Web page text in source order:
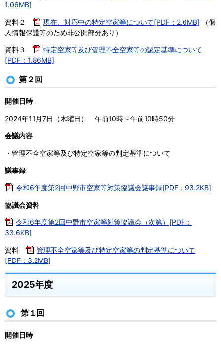
1.06MB]
資料２ 現在、対応中の特定空家等について[PDF：2.6MB] （個
人情報保護等のため非公開部分あり）
資料３
特定空家等及び管理不全空家等の認定基準について
[PDF：1.86MB]
第２回
開催日時
2024年11月7日（木曜日） 午前10時～午前10時50分
会議内容
・管理不全空家等及び特定空家等の判定基準について
議事録
令和6年度第2回中野市空家等対策協議会議事録[PDF：93.2KB]
協議会資料
令和6年度第2回中野市空家等対策協議会（次第）[PDF：
33.6KB]
資料
管理不全空家等及び特定空家等の判定基準について
[PDF：3.2MB]
2025年度
第１回
開催日時